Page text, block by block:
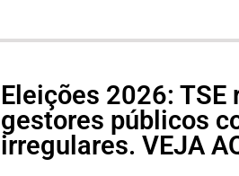
Eleições 2026: TSE
gestores públicos
irregulares. VEJA